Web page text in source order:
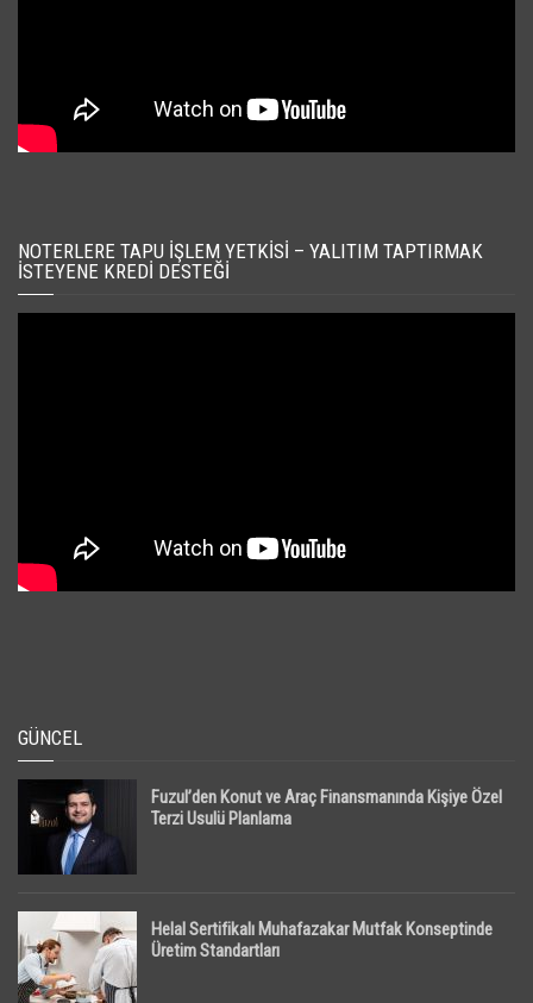
NOTERLERE TAPU İŞLEM YETKISI – YALITIM TAPTIRMAK
İSTEYENE KREDI DESTEĞI
GÜNCEL
Fuzul’den Konut ve Araç Finansmanında Kişiye Özel
Terzi Usulü Planlama
Helal Sertifikalı Muhafazakar Mutfak Konseptinde
Üretim Standartları